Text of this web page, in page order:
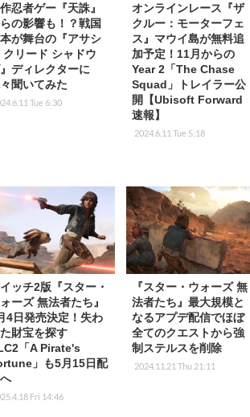
忍者ゲー『天誅』
の影響も！？戦国
が舞台の『アサシ
クリード シャドウ
ディレクターに
聞いてみた
Tue 6:30
オンラインレース『ザ
クルー：モーターフェ
ス』マウイ島が無料追
加予定！11月からの
Year 2「The Chase
Squad」トレイラー公
開【Ubisoft Forward
速報】
2024.6.11 Tue 5:18
ッチ2版『スター・
ーズ 無法者たち』
4日発売決定！失わ
財宝を探す
「A Pirate's
」も5月15日配
Fri 14:46
『スター・ウォーズ 無
法者たち』最大規模と
なるアプデ配信でほぼ
全てのクエストから強
制ステルスを削除
2024.11.21 Thu 21:11